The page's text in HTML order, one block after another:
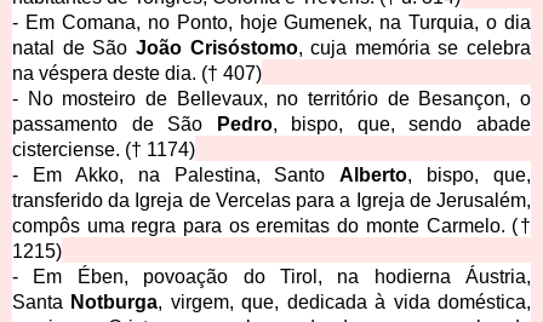
- Em Comana, no Ponto, hoje Gumenek, na Turquia, o dia
natal de São João Crisóstomo, cuja memória se celebra
na véspera deste dia. († 407)
- No mosteiro de Bellevaux, no território de Besançon, o
passamento de São
Pedro, bispo, que, sendo abade
cisterciense. († 1174)
- Em Akko, na Palestina, SantoAlberto, bispo, que,
transferido da Igreja de Vercelas para a Igreja de Jerusalém,
compôs uma regra para os eremitas do monte Carmelo. (†
1215)
- Em Ében, povoação do Tirol, na hodierna Áustria,
Santa Notburga, virgem, que, dedicada à vida doméstica,